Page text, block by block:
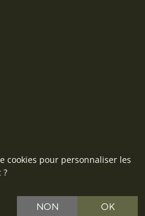
cookies pour personnaliser les
?
NON OK